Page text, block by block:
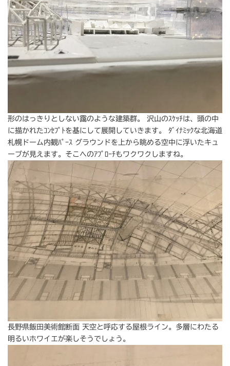
形のはっきりとしない靄のような建築群。 沢山のｽｹｯﾁは、頭の中
に描かれたｺﾝｾﾌﾟﾄを基にして展開していきます。 ﾀﾞｲﾅﾐｯｸな北海道
札幌ドーム内観ﾊﾟｰｽ グラウンドを上から眺める空中に浮いたキュ
ーブが見えます。そこへのｱﾌﾟﾛｰﾁもワクワクしますね。
長野県飯田美術館断面 天空と呼応する屋根ライン。多層にわたる
明るいホワイエが楽しそうでしょう。